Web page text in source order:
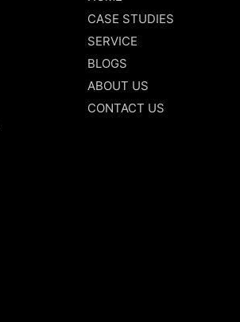
CASE STUDIES
SERVICE
BLOGS
ABOUT US
CONTACT US